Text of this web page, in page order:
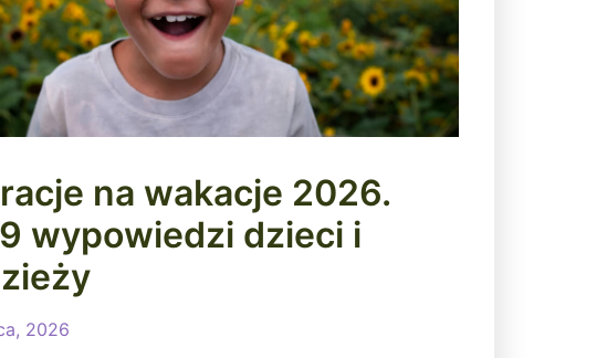
na wakacje 2026.
wypowiedzi dzieci i
2026